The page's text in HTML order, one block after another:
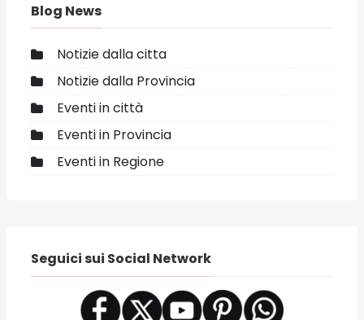
Blog News
Notizie dalla citta
Notizie dalla Provincia
Eventi in città
Eventi in Provincia
Eventi in Regione
Seguici sui Social Network